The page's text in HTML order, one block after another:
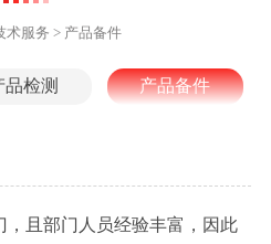
云资讯
术服务 > 产品备件
品检测 产品备件
且部门人员经验丰富，因此